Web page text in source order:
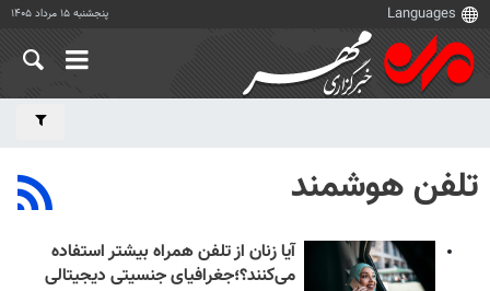
پنجشنبه ۱۵ مرداد ۱۴۰۵
تلفن هوشمند
آیا زنان از تلفن همراه بیشتر استفاده
می‌کنند؟؛جغرافیای جنسیتی دیجیتالی